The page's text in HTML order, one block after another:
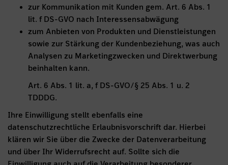
zur Kommunikation mit Kunden gem. Art. 6 Abs. 1
lit. f DS-GVO nach Interessensabwägung
zum Anbieten von Produkten und Dienstleistungen
sowie zur Stärkung der Kundenbeziehung, was auch
Analysen zu Marketingzwecken und Direktwerbung
beinhalten kann.
Art. 6 Abs. 1 lit. a, f DS-GVO/§ 25 Abs. 1 u. 2
TDDDG.
Ihre Einwilligung stellt ebenfalls eine
datenschutzrechtliche Erlaubnisvorschrift dar. Hierbei
klären wir Sie über die Zwecke der Datenverarbeitung
und über Ihr Widerrufsrecht auf. Sollte sich die